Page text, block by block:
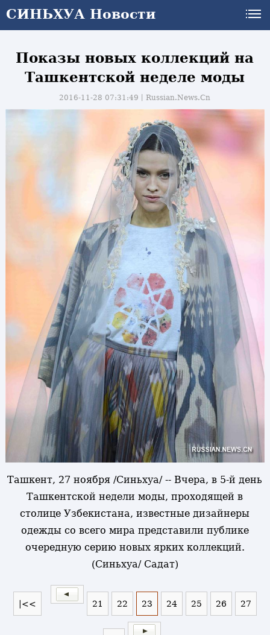
СИНЬХУА Новости
Показы новых коллекций на
Ташкентской неделе моды
2016-11-28 07:31:49丨Russian.News.Cn
Ташкент, 27 ноября /Синьхуа/ -- Вчера, в 5-й день
Ташкентской недели моды, проходящей в
столице Узбекистана, известные дизайнеры
одежды со всего мира представили публике
очередную серию новых ярких коллекций.
(Синьхуа/ Садат)
|<< 21 22 23 24 25 26 27